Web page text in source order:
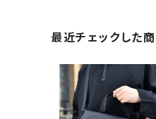
最近チェックした